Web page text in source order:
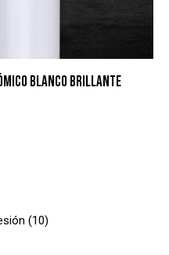
BLANCO BRILLANTE
10